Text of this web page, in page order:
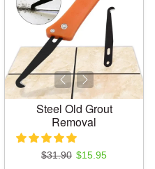
Steel Old Grout
Removal
Precio regular
$31.90 Precio de oferta
$15.95